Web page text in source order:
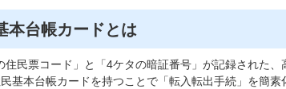
本台帳カードとは
住民票コード」と「4ケタの暗証番号」が記録された
民基本台帳カードを持つことで「転入転出手続」を簡